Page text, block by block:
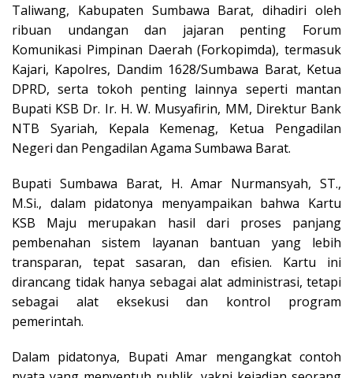
Taliwang, Kabupaten Sumbawa Barat, dihadiri oleh
ribuan undangan dan jajaran penting Forum
Komunikasi Pimpinan Daerah (Forkopimda), termasuk
Kajari, Kapolres, Dandim 1628/Sumbawa Barat, Ketua
DPRD, serta tokoh penting lainnya seperti mantan
Bupati KSB Dr. Ir. H. W. Musyafirin, MM, Direktur Bank
NTB Syariah, Kepala Kemenag, Ketua Pengadilan
Negeri dan Pengadilan Agama Sumbawa Barat.
Bupati Sumbawa Barat, H. Amar Nurmansyah, ST.,
M.Si., dalam pidatonya menyampaikan bahwa Kartu
KSB Maju merupakan hasil dari proses panjang
pembenahan sistem layanan bantuan yang lebih
transparan, tepat sasaran, dan efisien. Kartu ini
dirancang tidak hanya sebagai alat administrasi, tetapi
sebagai alat eksekusi dan kontrol program
pemerintah.
Dalam pidatonya, Bupati Amar mengangkat contoh